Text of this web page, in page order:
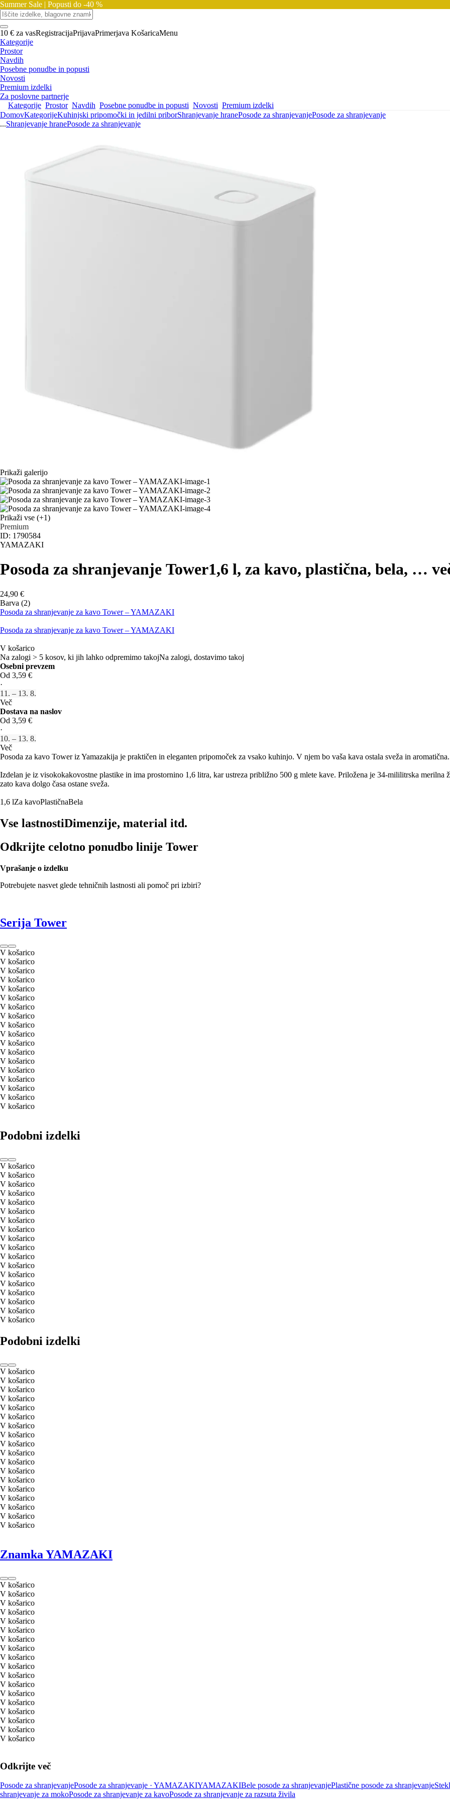
Summer Sale | Popusti do -40 %
10 € za vasRegistracijaPrijavaPrimerjava KošaricaMenu
Kategorije
Prostor
Navdih
Posebne ponudbe in popusti
Novosti
Premium izdelki
Za poslovne partnerje
Kategorije Prostor Navdih Posebne ponudbe in popusti Novosti Premium izdelki
DomovKategorijeKuhinjski pripomočki in jedilni priborShranjevanje hranePosode za shranjevanjePosode za shranjevanje
...Shranjevanje hranePosode za shranjevanje
Prikaži galerijo
Prikaži vse (+1)
Premium
ID: 1790584
YAMAZAKI
Posoda za shranjevanje Tower1,6 l, za kavo, plastična, bela, …
24,90 €
Barva (2)
Posoda za shranjevanje za kavo Tower – YAMAZAKI
Posoda za shranjevanje za kavo Tower – YAMAZAKI
V košarico
Na zalogi > 5 kosov, ki jih lahko odpremimo takojNa zalogi, dostavimo takoj
Osebni prevzem
Od 3,59 €
·
11. – 13. 8.
Več
Dostava na naslov
Od 3,59 €
·
10. – 13. 8.
Več
Posoda za kavo Tower iz Yamazakija je praktičen in eleganten pripomoček za vsako kuhinjo. V njem bo vaša kava ostala sveža in aromatična.
Izdelan je iz visokokakovostne plastike in ima prostornino 1,6 litra, kar ustreza približno 500 g mlete kave. Priložena je 34-mililitrska merilna
zato kava dolgo časa ostane sveža.
1,6 lZa kavoPlastičnaBela
Vse lastnostiDimenzije, material itd.
Odkrijte celotno ponudbo linije Tower
Vprašanje o izdelku
Potrebujete nasvet glede tehničnih lastnosti ali pomoč pri izbiri?
Serija Tower
V košarico
V košarico
V košarico
V košarico
V košarico
V košarico
V košarico
V košarico
V košarico
V košarico
V košarico
V košarico
V košarico
V košarico
V košarico
V košarico
V košarico
V košarico
Podobni izdelki
V košarico
V košarico
V košarico
V košarico
V košarico
V košarico
V košarico
V košarico
V košarico
V košarico
V košarico
V košarico
V košarico
V košarico
V košarico
V košarico
V košarico
V košarico
Podobni izdelki
V košarico
V košarico
V košarico
V košarico
V košarico
V košarico
V košarico
V košarico
V košarico
V košarico
V košarico
V košarico
V košarico
V košarico
V košarico
V košarico
V košarico
V košarico
Znamka YAMAZAKI
V košarico
V košarico
V košarico
V košarico
V košarico
V košarico
V košarico
V košarico
V košarico
V košarico
V košarico
V košarico
V košarico
V košarico
V košarico
V košarico
V košarico
V košarico
Odkrijte več
Posode za shranjevanjePosode za shranjevanje · YAMAZAKIYAMAZAKIBele posode za shranjevanjePlastične posode za shranjevanje
shranjevanje za mokoPosode za shranjevanje za kavoPosode za shranjevanje za razsuta živila